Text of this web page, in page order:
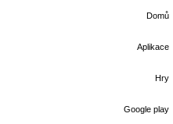
Domů
Aplikace
Hry
Google play